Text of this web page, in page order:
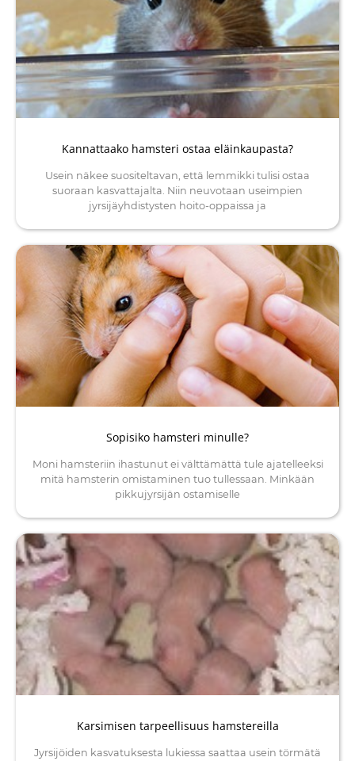
Kannattaako hamsteri ostaa eläinkaupasta?
Usein näkee suositeltavan, että lemmikki tulisi ostaa
suoraan kasvattajalta. Niin neuvotaan useimpien
jyrsijäyhdistysten hoito-oppaissa ja
Sopisiko hamsteri minulle?
Moni hamsteriin ihastunut ei välttämättä tule ajatelleeksi
mitä hamsterin omistaminen tuo tullessaan. Minkään
pikkujyrsijän ostamiselle
Karsimisen tarpeellisuus hamstereilla
Jyrsijöiden kasvatuksesta lukiessa saattaa usein törmätä